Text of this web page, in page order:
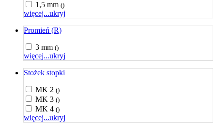
1,5 mm ()
więcej...ukryj
Promień (R)
3 mm ()
więcej...ukryj
Stożek stopki
MK 2 ()
MK 3 ()
MK 4 ()
więcej...ukryj